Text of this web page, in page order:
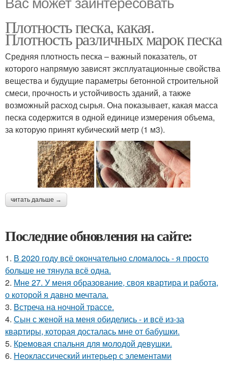
Плотность песка, какая.
Плотность различных марок песка
Средняя плотность песка – важный показатель, от
которого напрямую зависят эксплуатационные свойства
вещества и будущие параметры бетонной строительной
смеси, прочность и устойчивость зданий, а также
возможный расход сырья. Она показывает, какая масса
песка содержится в одной единице измерения объема,
за которую принят кубический метр (1 м3).
читать дальше →
Последние обновления на сайте:
1. В 2020 году всё окончательно сломалось - я просто
больше не тянула всё одна.
2. Мне 27. У меня образование, своя квартира и работа,
о которой я давно мечтала.
3. Встреча на ночной трассе.
4. Сын с женой на меня обиделись - и всё из-за
квартиры, которая досталась мне от бабушки.
5. Кремовая спальня для молодой девушки.
6. Неоклассический интерьер с элементами